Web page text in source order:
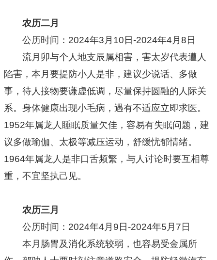
农历二月
公历时间：2024年3月10日-2024年4月8日
流月卯与个人地支辰属相害，害太岁代表遭人
陷害，本月要提防小人是非，建议少说话、多做
事，待人接物要谦虚低调，尽量保持圆融的人际关
系。身体健康出现小毛病，遇有不适应立即求医。
1952年属龙人睡眠质量欠佳，容易有失眠问题，建
议多做瑜伽、太极等减压运动，舒缓忧郁情绪。
1964年属龙人是非口舌频繁，与人讨论时要互相尊
重，不宜坚执己见。
农历三月
公历时间：2024年4月9日-2024年5月7日
本月肠胃及消化系统较弱，也容易受金属所